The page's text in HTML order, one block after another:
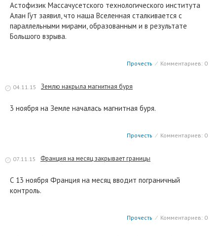
Астофизик Массачусетского технологического института
Алан Гут заявил, что наша Вселенная сталкивается с
параллельными мирами, образованным и в результате
Большого взрыва.
Прочесть ⁄ Комментариев: 0
04.11.15 Землю накрыла магнитная буря
3 ноября на Земле началась магнитная буря.
Прочесть ⁄ Комментариев: 0
07.11.15 Франция на месяц закрывает границы
С 13 ноября Франция на месяц вводит пограничный
контроль.
Прочесть ⁄ Комментариев: 0